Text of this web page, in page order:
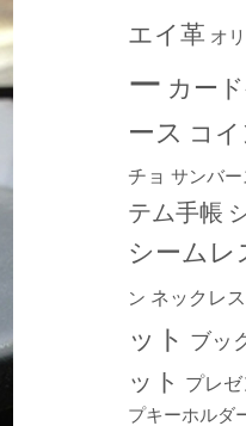
エイ革 オ
ー カー
ース コ
チョ サンバー
テム手帳
シームレ
ン ネックレス
ット ブッ
ット
プレゼ
プキーホルダ